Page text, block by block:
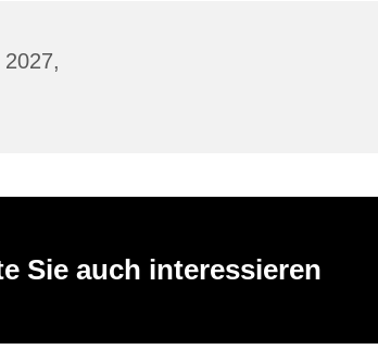
Sie auch interessieren